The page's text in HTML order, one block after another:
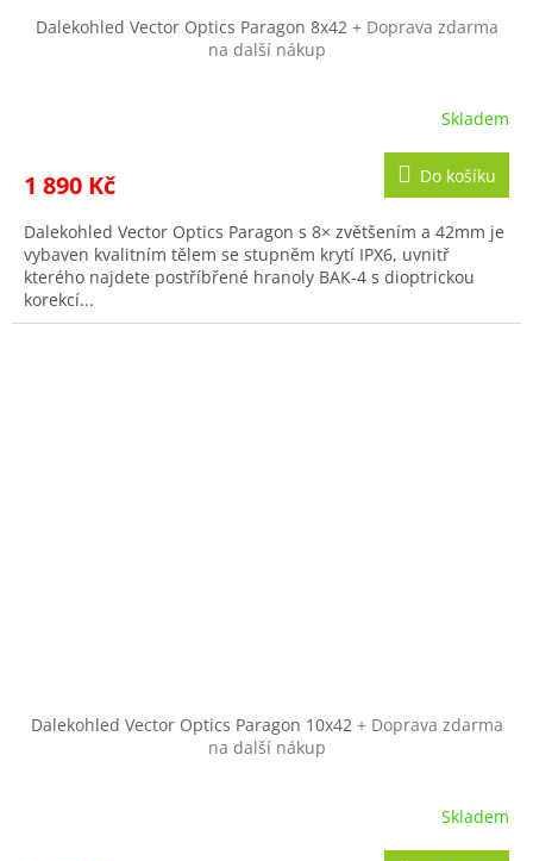
Dalekohled Vector Optics Paragon 8x42 + Doprava zdarma
na další nákup
Skladem
1 890 Kč Do košíku
Dalekohled Vector Optics Paragon s 8× zvětšením a 42mm je
vybaven kvalitním tělem se stupněm krytí IPX6, uvnitř
kterého najdete postříbřené hranoly BAK-4 s dioptrickou
korekcí...
Dalekohled Vector Optics Paragon 10x42 + Doprava zdarma
na další nákup
Skladem